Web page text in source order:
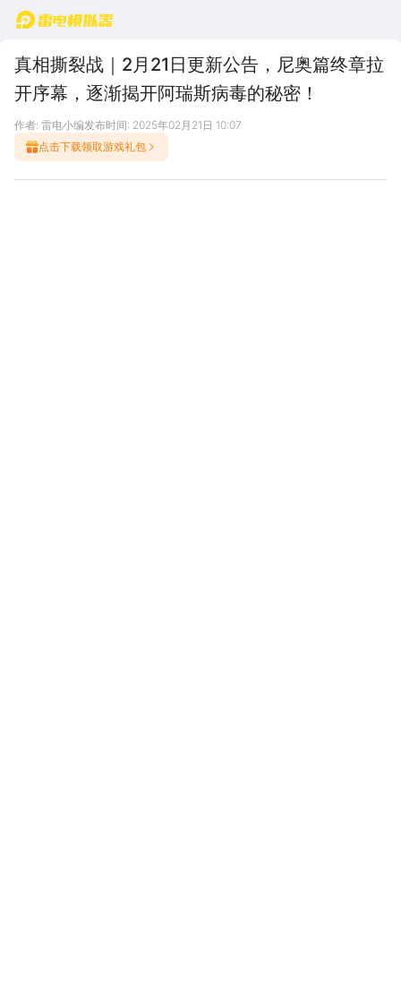
首页
真相撕裂战｜2月21日更新公告，尼奥篇终章拉
开序幕，逐渐揭开阿瑞斯病毒的秘密！
作者: 雷电小编发布时间: 2025年02月21日 10:07
点击下载领取游戏礼包